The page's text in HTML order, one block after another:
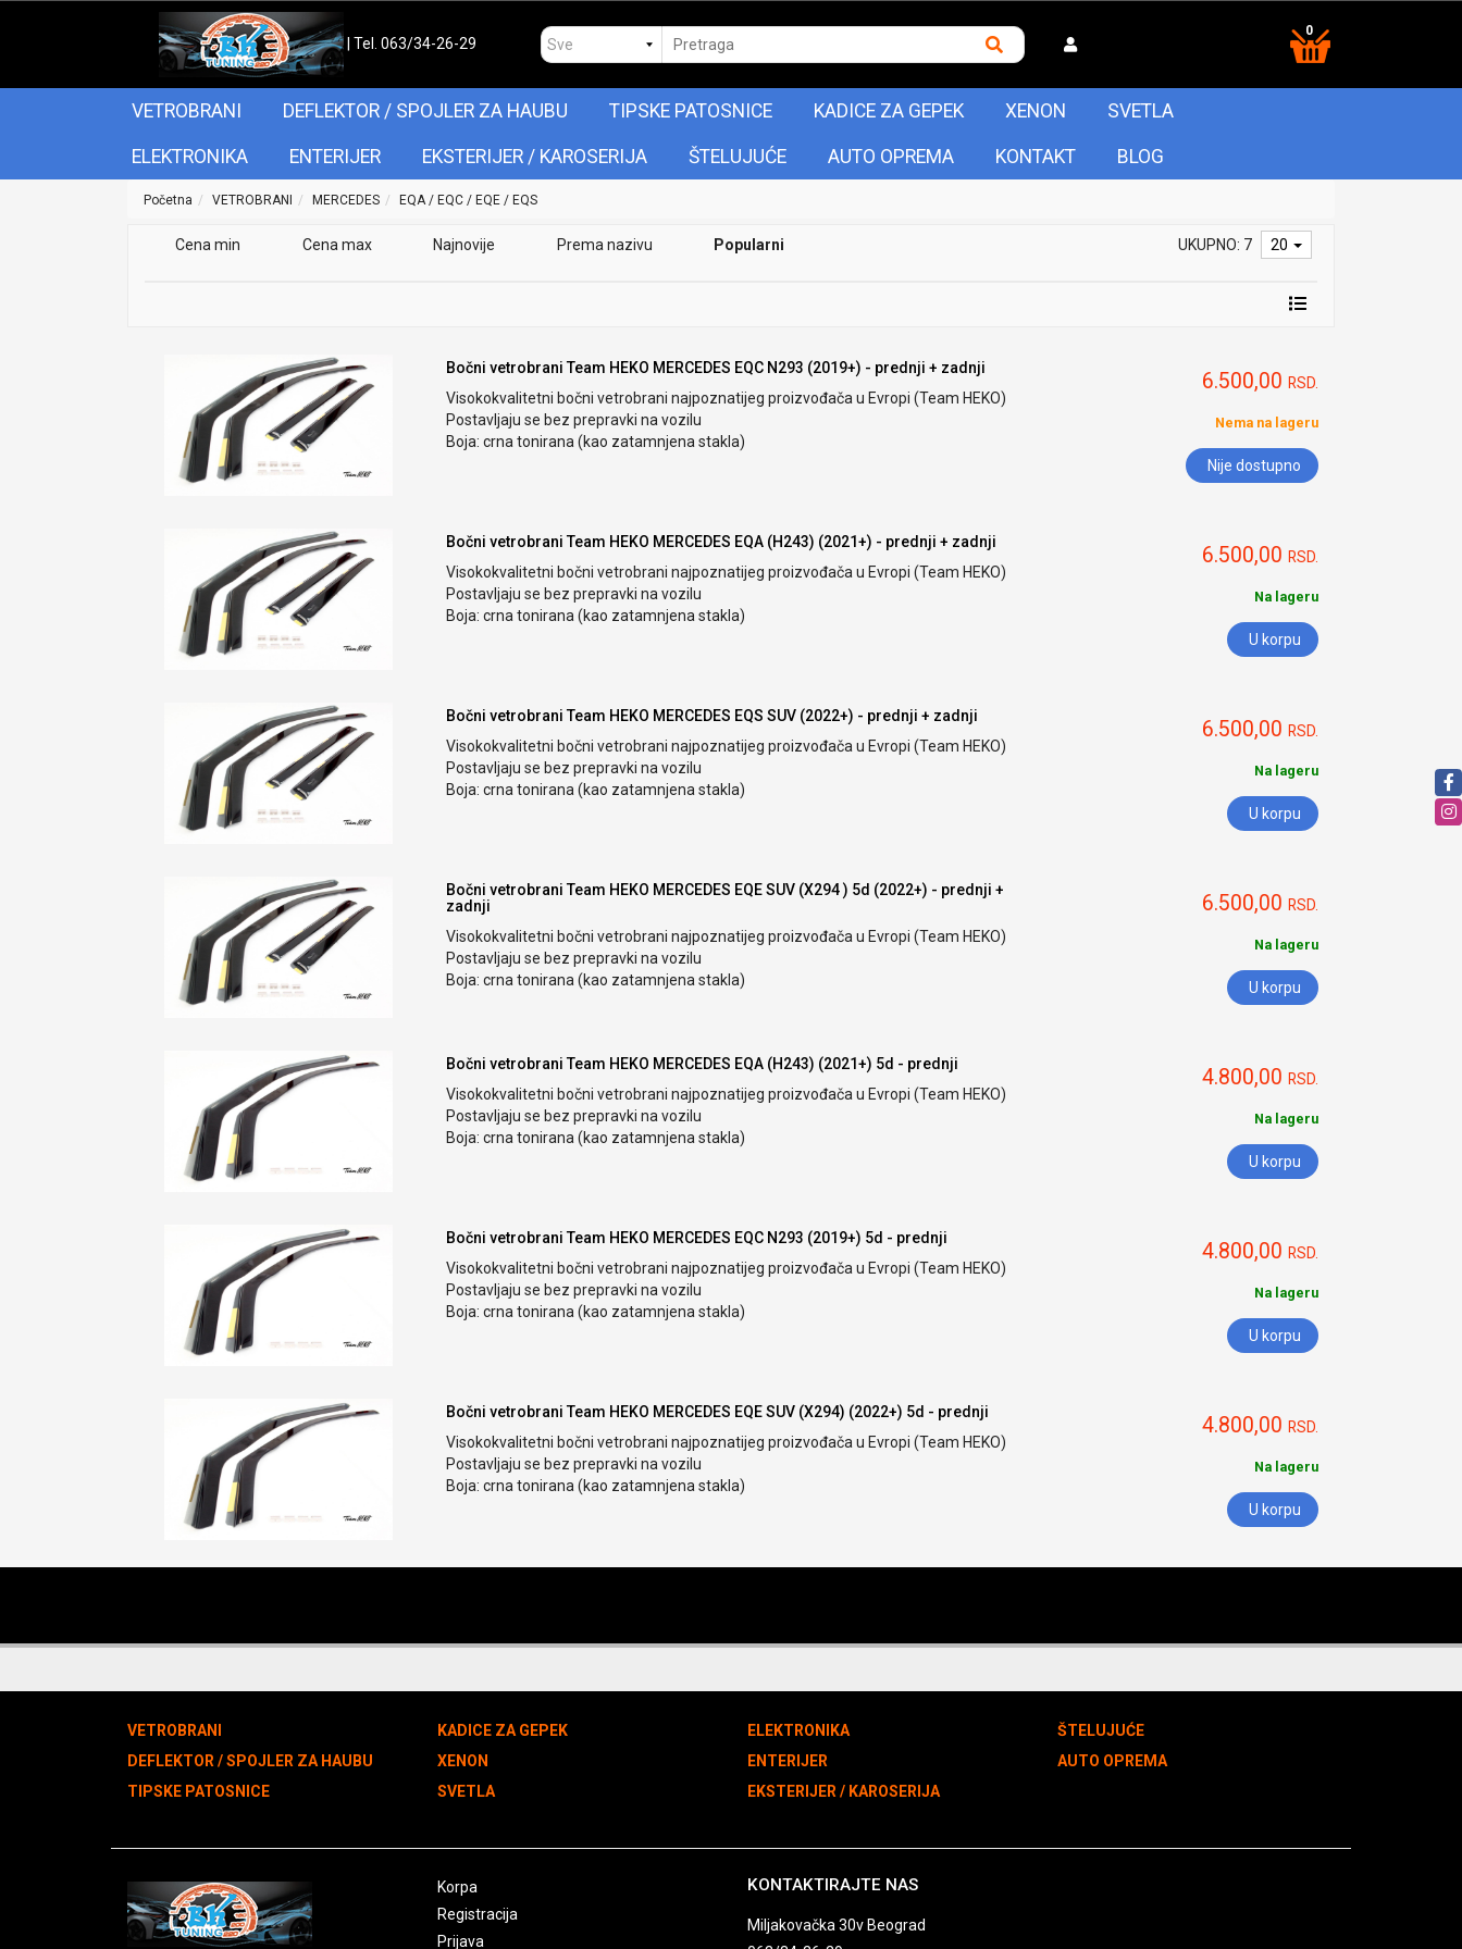
| Tel. 063/34-26-29
0
VETROBRANI DEFLEKTOR / SPOJLER ZA HAUBU TIPSKE PATOSNICE KADICE ZA GEPEK XENON SVETLA
ELEKTRONIKA ENTERIJER EKSTERIJER / KAROSERIJA ŠTELUJUĆE AUTO OPREMA KONTAKT BLOG
Početna VETROBRANI MERCEDES EQA / EQC / EQE / EQS
Cena min Cena max Najnovije Prema nazivu Popularni UKUPNO: 7 20
Bočni vetrobrani Team HEKO MERCEDES EQC N293 (2019+) - prednji + zadnji
Visokokvalitetni bočni vetrobrani najpoznatijeg proizvođača u Evropi (Team HEKO)
Postavljaju se bez prepravki na vozilu
Boja: crna tonirana (kao zatamnjena stakla)
6.500,00 RSD.
Nema na lageru
Nije dostupno
Bočni vetrobrani Team HEKO MERCEDES EQA (H243) (2021+) - prednji + zadnji
Visokokvalitetni bočni vetrobrani najpoznatijeg proizvođača u Evropi (Team HEKO)
Postavljaju se bez prepravki na vozilu
Boja: crna tonirana (kao zatamnjena stakla)
6.500,00 RSD.
Na lageru
U korpu
Bočni vetrobrani Team HEKO MERCEDES EQS SUV (2022+) - prednji + zadnji
Visokokvalitetni bočni vetrobrani najpoznatijeg proizvođača u Evropi (Team HEKO)
Postavljaju se bez prepravki na vozilu
Boja: crna tonirana (kao zatamnjena stakla)
6.500,00 RSD.
Na lageru
U korpu
Bočni vetrobrani Team HEKO MERCEDES EQE SUV (X294 ) 5d (2022+) - prednji +
zadnji
Visokokvalitetni bočni vetrobrani najpoznatijeg proizvođača u Evropi (Team HEKO)
Postavljaju se bez prepravki na vozilu
Boja: crna tonirana (kao zatamnjena stakla)
6.500,00 RSD.
Na lageru
U korpu
Bočni vetrobrani Team HEKO MERCEDES EQA (H243) (2021+) 5d - prednji
Visokokvalitetni bočni vetrobrani najpoznatijeg proizvođača u Evropi (Team HEKO)
Postavljaju se bez prepravki na vozilu
Boja: crna tonirana (kao zatamnjena stakla)
4.800,00 RSD.
Na lageru
U korpu
Bočni vetrobrani Team HEKO MERCEDES EQC N293 (2019+) 5d - prednji
Visokokvalitetni bočni vetrobrani najpoznatijeg proizvođača u Evropi (Team HEKO)
Postavljaju se bez prepravki na vozilu
Boja: crna tonirana (kao zatamnjena stakla)
4.800,00 RSD.
Na lageru
U korpu
Bočni vetrobrani Team HEKO MERCEDES EQE SUV (X294) (2022+) 5d - prednji
Visokokvalitetni bočni vetrobrani najpoznatijeg proizvođača u Evropi (Team HEKO)
Postavljaju se bez prepravki na vozilu
Boja: crna tonirana (kao zatamnjena stakla)
4.800,00 RSD.
Na lageru
U korpu
VETROBRANI
DEFLEKTOR / SPOJLER ZA HAUBU
TIPSKE PATOSNICE
KADICE ZA GEPEK
XENON
SVETLA
ELEKTRONIKA
ENTERIJER
EKSTERIJER / KAROSERIJA
ŠTELUJUĆE
AUTO OPREMA
Korpa
Registracija
Prijava
KONTAKTIRAJTE NAS
Miljakovačka 30v Beograd